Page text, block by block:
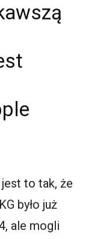
to tak, że
było już
ale mogli